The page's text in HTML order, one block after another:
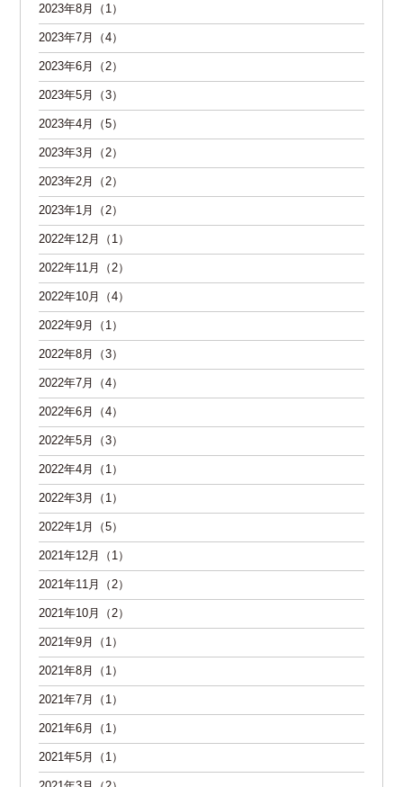
2023年8月（1）
2023年7月（4）
2023年6月（2）
2023年5月（3）
2023年4月（5）
2023年3月（2）
2023年2月（2）
2023年1月（2）
2022年12月（1）
2022年11月（2）
2022年10月（4）
2022年9月（1）
2022年8月（3）
2022年7月（4）
2022年6月（4）
2022年5月（3）
2022年4月（1）
2022年3月（1）
2022年1月（5）
2021年12月（1）
2021年11月（2）
2021年10月（2）
2021年9月（1）
2021年8月（1）
2021年7月（1）
2021年6月（1）
2021年5月（1）